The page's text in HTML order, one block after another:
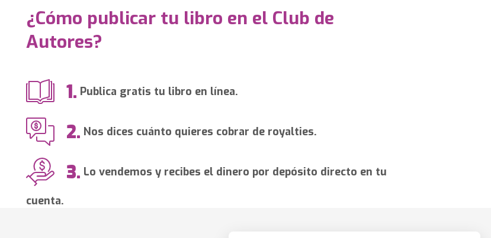
¿Cómo publicar tu libro en el Club de
Autores?
1. Publica gratis tu libro en línea.
2. Nos dices cuánto quieres cobrar de royalties.
3. Lo vendemos y recibes el dinero por depósito directo en tu
cuenta.